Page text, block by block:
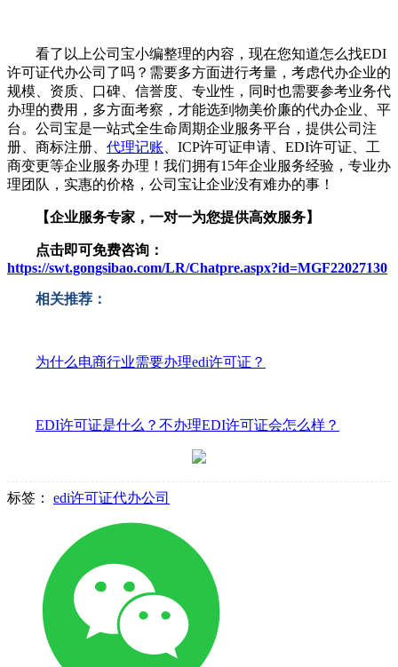
看了以上公司宝小编整理的内容，现在您知道怎么找EDI
许可证代办公司了吗？需要多方面进行考量，考虑代办企业的
规模、资质、口碑、信誉度、专业性，同时也需要参考业务代
办理的费用，多方面考察，才能选到物美价廉的代办企业、平
台。公司宝是一站式全生命周期企业服务平台，提供公司注
册、商标注册、 代理记账 、ICP许可证申请、EDI许可证、工
商变更等企业服务办理！我们拥有15年企业服务经验，专业办
理团队，实惠的价格，公司宝让企业没有难办的事！
【企业服务专家，一对一为您提供高效服务】
点击即可免费咨询：
https://swt.gongsibao.com/LR/Chatpre.aspx?id=MGF22027130
相关推荐：
为什么电商行业需要办理edi许可证？
EDI许可证是什么？不办理EDI许可证会怎么样？
标签： edi许可证代办公司